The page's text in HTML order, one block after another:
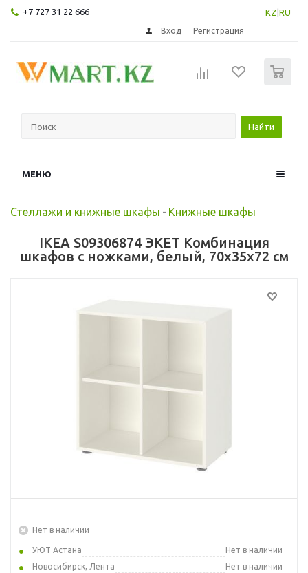
+7 727 31 22 666 KZ RU
Вход Регистрация
Найти
МЕНЮ
Стеллажи и книжные шкафы - Книжные шкафы
IKEA S09306874 ЭКЕТ Комбинация
шкафов с ножками, белый, 70x35x72 см
Нет в наличии
УЮТ Астана
Нет в наличии
Новосибирск, Лента
Нет в наличии